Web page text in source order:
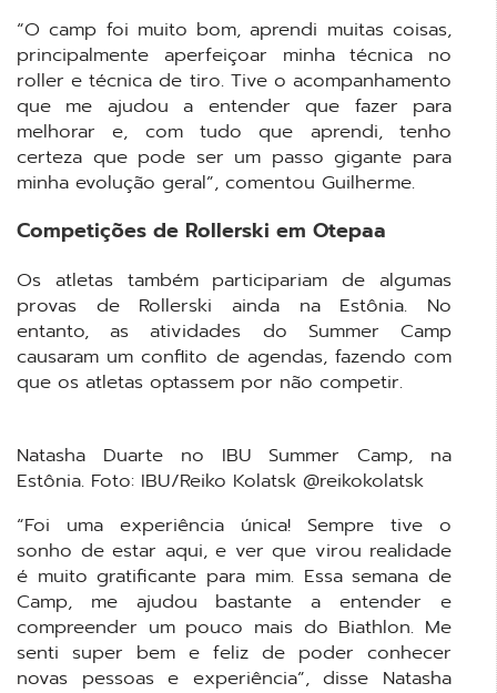
“O camp foi muito bom, aprendi muitas coisas,
principalmente aperfeiçoar minha técnica no
roller e técnica de tiro. Tive o acompanhamento
que me ajudou a entender que fazer para
melhorar e, com tudo que aprendi, tenho
certeza que pode ser um passo gigante para
minha evolução geral”, comentou Guilherme.
Competições de Rollerski em Otepaa
Os atletas também participariam de algumas
provas de Rollerski ainda na Estônia. No
entanto, as atividades do Summer Camp
causaram um conflito de agendas, fazendo com
que os atletas optassem por não competir.
Natasha Duarte no IBU Summer Camp, na
Estônia. Foto: IBU/Reiko Kolatsk @reikokolatsk
“Foi uma experiência única! Sempre tive o
sonho de estar aqui, e ver que virou realidade
é muito gratificante para mim. Essa semana de
Camp, me ajudou bastante a entender e
compreender um pouco mais do Biathlon. Me
senti super bem e feliz de poder conhecer
novas pessoas e experiência”, disse Natasha